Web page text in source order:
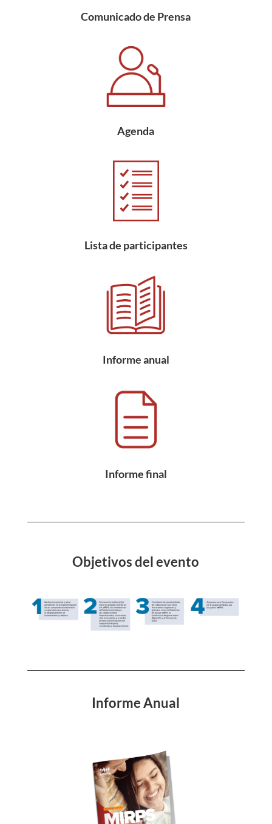
Comunicado de Prensa
Agenda
Lista de participantes
Informe anual
Informe final
Objetivos del evento
Informe Anual